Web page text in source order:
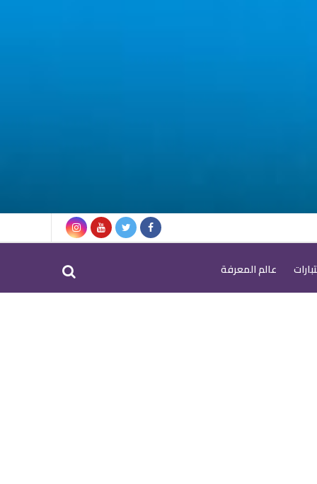
عالم المعرفة